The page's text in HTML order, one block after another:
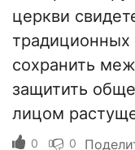
церкви
традиционных
сохранить
защитить
лицом
0 0